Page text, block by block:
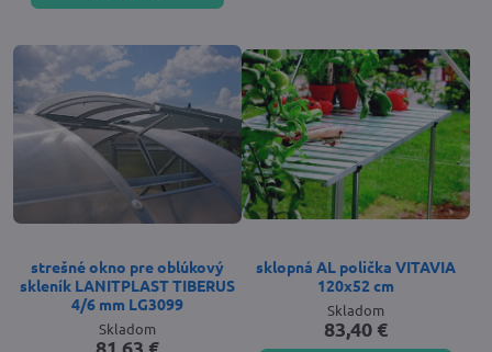
strešné okno pre oblúkový
skleník LANITPLAST TIBERUS
4/6 mm LG3099
Skladom
81,63 €
sklopná AL polička VITAVIA
120x52 cm
Skladom
83,40 €